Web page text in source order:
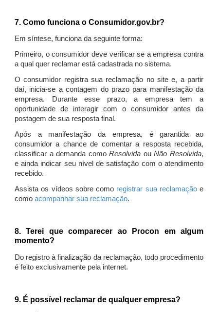
7. Como funciona o Consumidor.gov.br?
Em síntese, funciona da seguinte forma:
Primeiro, o consumidor deve verificar se a empresa contra
a qual quer reclamar está cadastrada no sistema.
O consumidor registra sua reclamação no site e, a partir
daí, inicia-se a contagem do prazo para manifestação da
empresa. Durante esse prazo, a empresa tem a
oportunidade de interagir com o consumidor antes da
postagem de sua resposta final.
Após a manifestação da empresa, é garantida ao
consumidor a chance de comentar a resposta recebida,
classificar a demanda comoResolvida ouNão Resolvida,
e ainda indicar seu nível de satisfação com o atendimento
recebido.
Assista os vídeos sobre como registrar sua reclamaçãoe
como acompanhar sua reclamação.
8. Terei que comparecer ao Procon em algum
momento?
Do registro à finalização da reclamação, todo procedimento
é feito exclusivamente pela internet.
9. É possível reclamar de qualquer empresa?